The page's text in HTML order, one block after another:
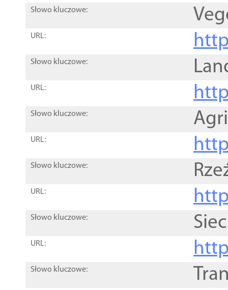
Słowo kluczowe:
URL:
Słowo kluczowe:
URL:
Słowo kluczowe:
URL:
Słowo kluczowe:
URL:
Słowo kluczowe:
URL:
Słowo kluczowe: